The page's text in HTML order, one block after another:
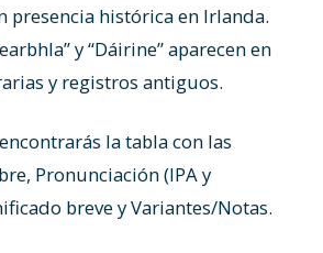
presencia histórica en Irlanda.
y “Dáirine” aparecen en
y registros antiguos.
la tabla con las
Pronunciación (IPA y
breve y Variantes/Notas.